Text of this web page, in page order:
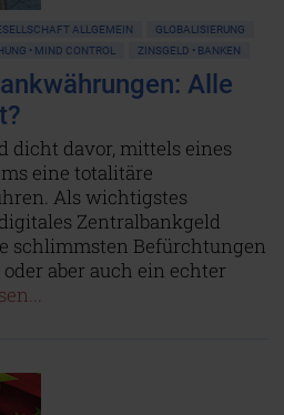
ALLGEMEIN
GLOBALISIERUNG
• MIND CONTROL ZINSGELD • BANKEN
Alle
dicht davor, mittels eines
eine totalitäre
Als wichtigstes
Zentralbankgeld
schlimmsten Befürchtungen
aber auch ein echter